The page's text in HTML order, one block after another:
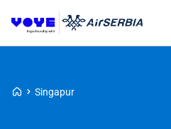
Voye Homepage
Singapur